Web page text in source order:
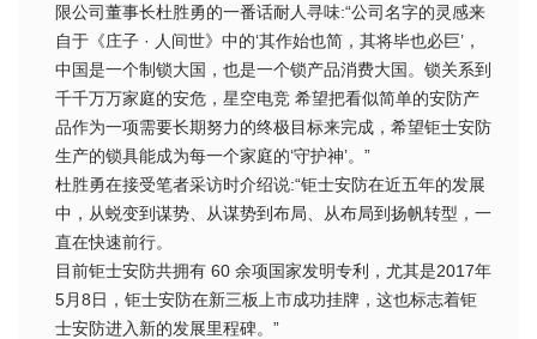
限公司董事长杜胜勇的一番话耐人寻味:“公司名字的灵感来
自于《庄子 · 人间世》中的‘其作始也简，其将毕也必巨’，
中国是一个制锁大国，也是一个锁产品消费大国。锁关系到
千千万万家庭的安危，星空电竞 希望把看似简单的安防产
品作为一项需要长期努力的终极目标来完成，希望钜士安防
生产的锁具能成为每一个家庭的‘守护神’。”
杜胜勇在接受笔者采访时介绍说:“钜士安防在近五年的发展
中，从蜕变到谋势、从谋势到布局、从布局到扬帆转型，一
直在快速前行。
目前钜士安防共拥有 60 余项国家发明专利，尤其是2017年
5月8日，钜士安防在新三板上市成功挂牌，这也标志着钜
士安防进入新的发展里程碑。”